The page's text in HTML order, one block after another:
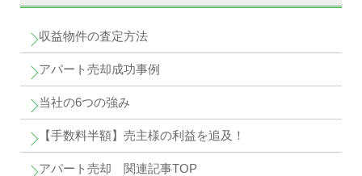
収益物件の査定方法
アパート売却成功事例
当社の6つの強み
【手数料半額】売主様の利益を追及！
アパート売却 関連記事TOP